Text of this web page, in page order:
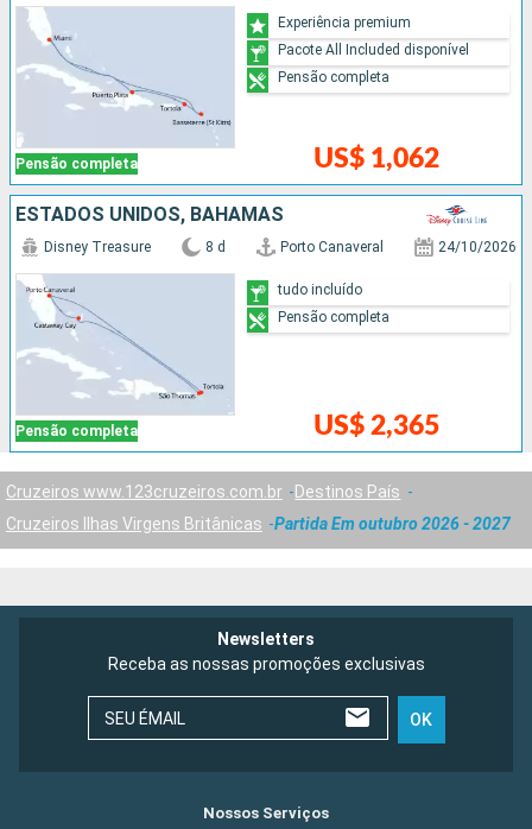
Pensão completa US$ 1,062
Experiência premium
Pacote All Included disponível
Pensão completa
ESTADOS UNIDOS, BAHAMAS
Pensão completa
Disney Treasure 8 d Porto Canaveral 24/10/2026
US$ 2,365
tudo incluído
Pensão completa
Cruzeiros www.123cruzeiros.com.br
Destinos País
Cruzeiros Ilhas Virgens Britânicas
Partida Em outubro 2026 - 2027
Newsletters
Receba as nossas promoções exclusivas
SEU ÉMAIL OK
Nossos Serviços